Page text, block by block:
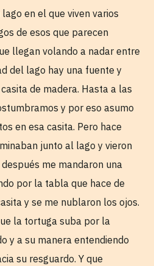
en el que viven varios
de esos que parecen
llegan volando a nadar entre
del lago hay una fuente y
de madera. Hasta a las
y por eso asumo
en esa casita. Pero hace
junto al lago y vieron
me mandaron una
por la tabla que hace de
y se me nublaron los ojos.
la tortuga suba por la
y a su manera entendiendo
su resguardo. Y que